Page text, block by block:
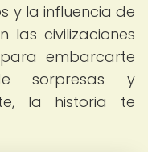
y la influencia de
las civilizaciones
para embarcarte
sorpresas y
la historia te